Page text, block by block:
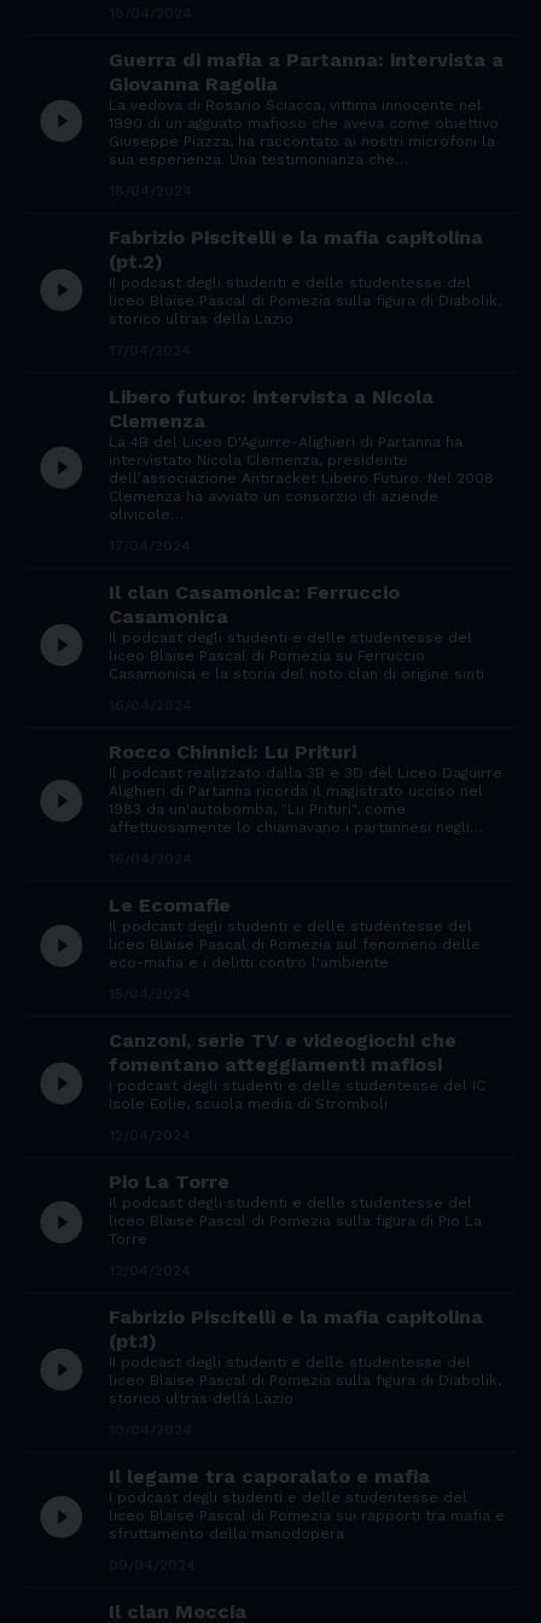
play_circle_filled
Guerra di mafia a Partanna: intervista a
Giovanna Ragolia
La vedova di Rosario Sciacca, vittima innocente nel
1990 di un agguato mafioso che aveva come obiettivo
Giuseppe Piazza, ha raccontato ai nostri microfoni la
sua esperienza. Una testimonianza che…
play_circle_filled
Fabrizio Piscitelli e la mafia capitolina
(pt.2)
II podcast degli studenti e delle studentesse del
liceo Blaise Pascal di Pomezia sulla figura di Diabolik,
storico ultras della Lazio
play_circle_filled
Libero futuro: intervista a Nicola
Clemenza
La 4B del Liceo D'Aguirre-Alighieri di Partanna ha
intervistato Nicola Clemenza, presidente
dell’associazione Antiracket Libero Futuro. Nel 2008
Clemenza ha avviato un consorzio di aziende
olivicole…
play_circle_filled
Il clan Casamonica: Ferruccio
Casamonica
Il podcast degli studenti e delle studentesse del
liceo Blaise Pascal di Pomezia su Ferruccio
Casamonica e la storia del noto clan di origine sinti
play_circle_filled
Rocco Chinnici: Lu Prituri
Il podcast realizzato dalla 3B e 3D del Liceo Daguirre
Alighieri di Partanna ricorda il magistrato ucciso nel
1983 da un'autobomba, "Lu Prituri", come
affettuosamente lo chiamavano i partannesi negli…
play_circle_filled
Le Ecomafie
Il podcast degli studenti e delle studentesse del
liceo Blaise Pascal di Pomezia sul fenomeno delle
eco-mafia e i delitti contro l'ambiente
play_circle_filled
Canzoni, serie TV e videogiochi che
fomentano atteggiamenti mafiosi
I podcast degli studenti e delle studentesse del IC
Isole Eolie, scuola media di Stromboli
play_circle_filled
Pio La Torre
Il podcast degli studenti e delle studentesse del
liceo Blaise Pascal di Pomezia sulla figura di Pio La
Torre
play_circle_filled
Fabrizio Piscitelli e la mafia capitolina
(pt.1)
II podcast degli studenti e delle studentesse del
liceo Blaise Pascal di Pomezia sulla figura di Diabolik,
storico ultras della Lazio
play_circle_filled
Il legame tra caporalato e mafia
I podcast degli studenti e delle studentesse del
liceo Blaise Pascal di Pomezia sui rapporti tra mafia e
sfruttamento della manodopera
Il clan Moccia